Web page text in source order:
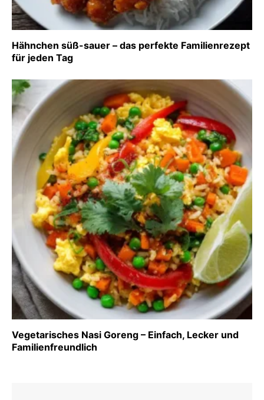
Hähnchen süß-sauer – das perfekte Familienrezept
für jeden Tag
Vegetarisches Nasi Goreng – Einfach, Lecker und
Familienfreundlich